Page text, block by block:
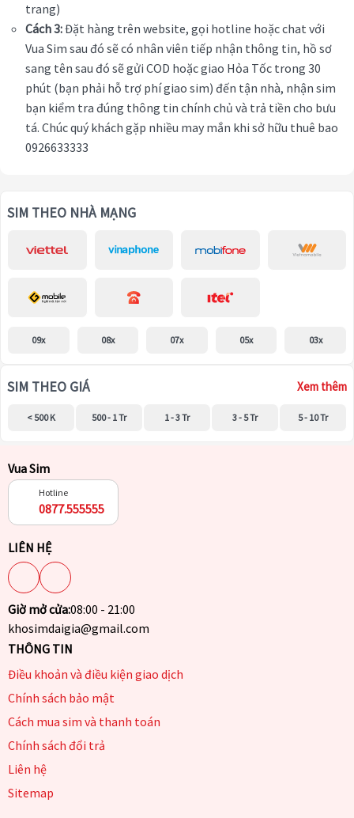
trang)
Cách 3:Đặt hàng trên website, gọi hotline hoặc chat với
Vua Sim sau đó sẽ có nhân viên tiếp nhận thông tin, hồ sơ
sang tên sau đó sẽ gửi COD hoặc giao Hỏa Tốc trong 30
phút (bạn phải hỗ trợ phí giao sim) đến tận nhà, nhận sim
bạn kiểm tra đúng thông tin chính chủ và trả tiền cho bưu
tá. Chúc quý khách gặp nhiều may mắn khi sở hữu thuê bao
0926633333
SIM THEO NHÀ MẠNG
09x 08x 07x 05x 03x
SIM THEO GIÁ Xem thêm
< 500 K 500 - 1 Tr 1 - 3 Tr 3 - 5 Tr 5 - 10 Tr
Vua Sim
Hotline
0877.555555
LIÊN HỆ
Giờ mở cửa:08:00 - 21:00
khosimdaigia@gmail.com
THÔNG TIN
Điều khoản và điều kiện giao dịch
Chính sách bảo mật
Cách mua sim và thanh toán
Chính sách đổi trả
Liên hệ
Sitemap